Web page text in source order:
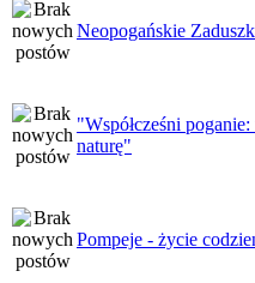
Neopogańskie
"Współcześni
naturę"
Pompeje - życie